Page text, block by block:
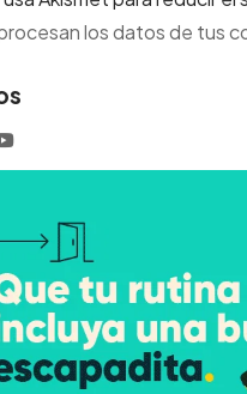
los datos de tus